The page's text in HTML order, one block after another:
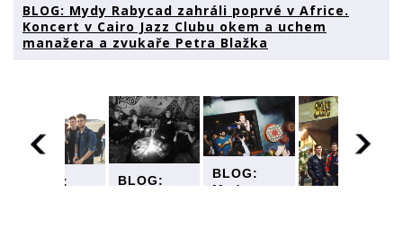
BLOG: Mydy Rabycad zahráli poprvé v Africe.
Koncert v Cairo Jazz Clubu okem a uchem
manažera a zvukaře Petra Blažka
BLOG:
BLOG:
BLOG:
Mydy